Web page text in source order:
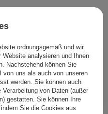
IN DEN WARENKORB
wurden von
ordnungsgemäß und wir
Website analysieren und Ihnen
Nachstehend können Sie
von uns als auch von unseren
werden. Sie können auch
von Daten (außer
gestatten. Sie können Ihre
Sie die Cookies aus